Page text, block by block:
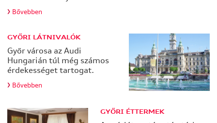
Bővebben
GYŐRI LÁTNIVALÓK
Győr városa az Audi
Hungarián túl még számos
érdekességet tartogat.
Bővebben
GYŐRI ÉTTERMEK
ellátogat
az
információkat
tárolhat
vagy
gyűjthet
böngészőjéről,